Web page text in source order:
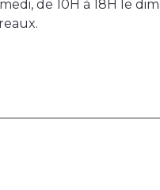
de 10H à 18H le